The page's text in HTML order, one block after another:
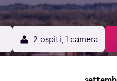
2 ospiti, 1 camera